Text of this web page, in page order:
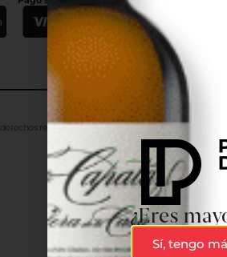
reservados. DesarrolladoAdvanze
¿Eres
Sí, tengo